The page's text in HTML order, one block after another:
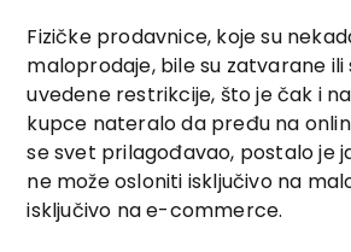
Fizičke prodavnice, koje su
maloprodaje, bile su zatvarane ili
uvedene restrikcije, što je čak i
kupce nateralo da pređu na
se svet prilagođavao, postalo je
ne može osloniti isključivo na
isključivo na e-commerce.